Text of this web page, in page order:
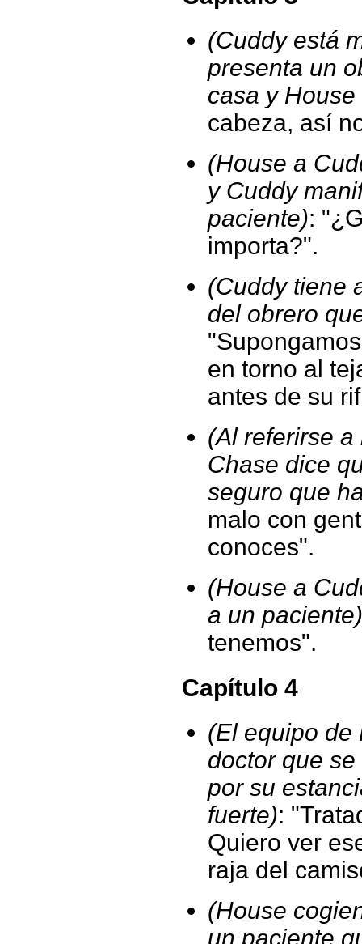
(Cuddy está
presenta un
casa y
cabeza, así
(House a
y Cuddy
paciente):
importa?".
(Cuddy tiene
del obrero
en torno al
antes de su
(Al referirse
Chase dice
seguro que
malo con
conoces".
(House a
a un paciente)
tenemos".
Capítulo 4
(El equipo de
doctor que
por su
fuerte):
Quiero ver
raja del
(House
un paciente